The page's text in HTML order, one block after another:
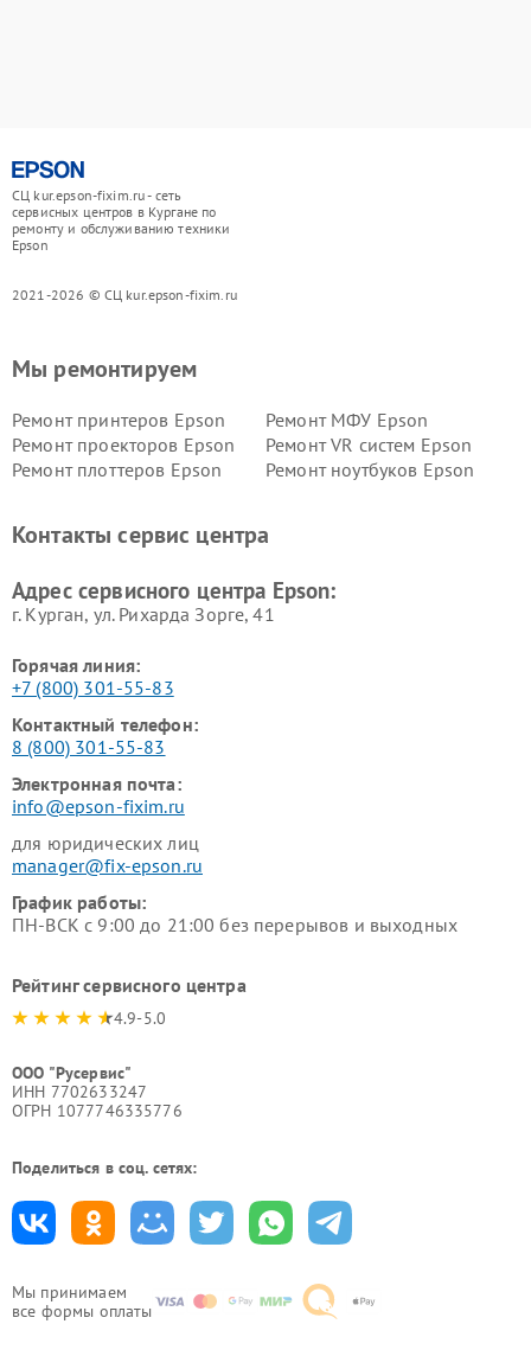
СЦ kur.epson-fixim.ru - сеть
сервисных центров в Кургане по
ремонту и обслуживанию техники
Epson
2021-2026 © СЦ kur.epson-fixim.ru
Мы принимаем
все формы оплаты
Мы ремонтируем
Ремонт принтеров Epson
Ремонт МФУ Epson
Ремонт проекторов Epson
Ремонт VR систем Epson
Ремонт плоттеров Epson
Ремонт ноутбуков Epson
Контакты сервис центра
Адрес сервисного центра Epson:
г. Курган, ул. Рихарда Зорге, 41
Горячая линия:
+7 (800) 301-55-83
Контактный телефон:
8 (800) 301-55-83
Электронная почта:
info@epson-fixim.ru
для юридических лиц
manager@fix-epson.ru
График работы:
ПН-ВСК с 9:00 до 21:00 без перерывов и выходных
Рейтинг сервисного центра
4.9-5.0
ООО "Русервис"
ИНН 7702633247
ОГРН 1077746335776
Поделиться в соц. сетях: